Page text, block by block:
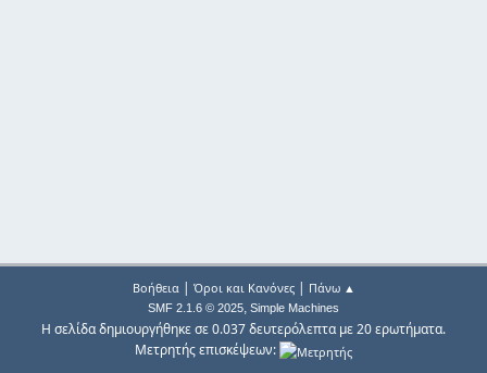
Βοήθεια| Όροι και Κανόνες| Πάνω ▲
SMF 2.1.6 © 2025, Simple Machines
Η σελίδα δημιουργήθηκε σε 0.037 δευτερόλεπτα με 20 ερωτήματα.
Μετρητής επισκέψεων: